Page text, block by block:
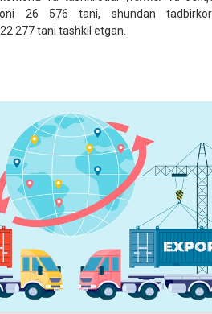
26 576 tani, shundan
277 tani tashkil etgan.